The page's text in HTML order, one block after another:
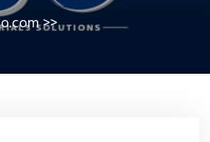
>>